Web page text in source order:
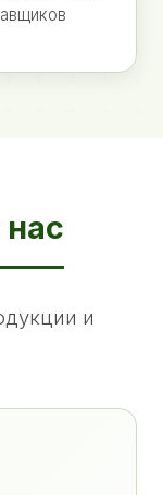
и